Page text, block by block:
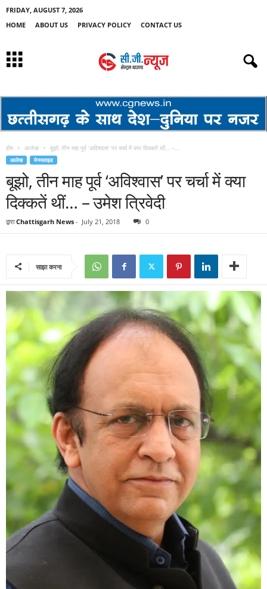
FRIDAY, AUGUST 7, 2026
HOME
ABOUT US PRIVACY POLICY CONTACT US
होम आलेख बूझो, तीन माह पूर्व ‘अविश्वास’ पर चर्चा में क्या दिक्कतें थीं… –...
आलेख मेनस्लाइड
बूझो, तीन माह पूर्व ‘अविश्वास’ पर चर्चा में क्या
दिक्कतें थीं… – उमेश त्रिवेदी
द्वारा Chattisgarh News - July 21, 2018 0
साझा करना